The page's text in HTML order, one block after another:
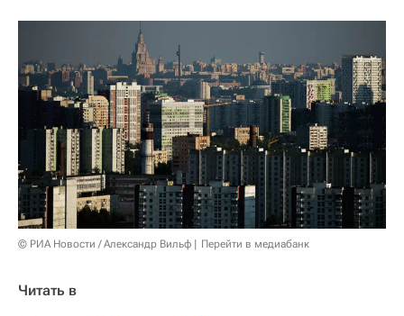
© РИА Новости / Александр Вильф Перейти в медиабанк
Читать в